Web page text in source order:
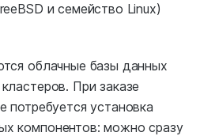
и семейство Linux)
облачные базы данных
При заказе
потребуется установка
компонентов: можно сразу